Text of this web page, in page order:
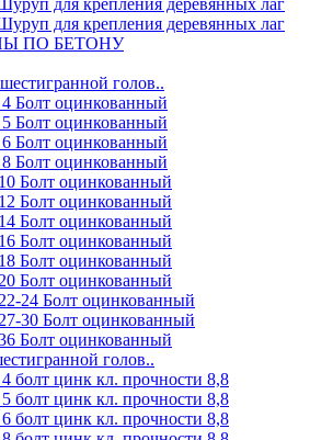
для крепления деревянных лаг
для крепления деревянных лаг
ПО БЕТОНУ
голов..
Болт оцинкованный
Болт оцинкованный
Болт оцинкованный
Болт оцинкованный
Болт оцинкованный
Болт оцинкованный
Болт оцинкованный
Болт оцинкованный
Болт оцинкованный
Болт оцинкованный
24 Болт оцинкованный
30 Болт оцинкованный
Болт оцинкованный
голов..
болт цинк кл. прочности 8,8
болт цинк кл. прочности 8,8
болт цинк кл. прочности 8,8